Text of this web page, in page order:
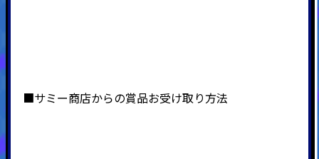
■サミー商店からの賞品お受け取り方法